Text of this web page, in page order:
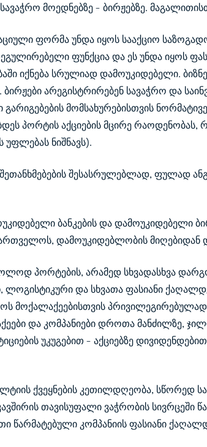
მოედნებზე - ბირჟებზე.
ფორმა უნდა იყოს სააქციო
ფუნქცია და ეს უნდა იყოს
იქნება სრულიად დამოუკიდებელი.
ბირჟები არეგისტრირებენ სავაჭრო და
გარიგებების მომსახურებისთვის
პორტის აქციების მცირე რაოდენობას,
უფლებას ნიშნავს).
შესასრულებლად, ფულად
ბანკების და დამოუკიდებელი
დამოუკიდებლობის
პორტების, არამედ სხვადასხვა
ლოგისტიკური და სხვათა ფასიანი
მოქალაქეებისთვის
და კომპანიები დროთა მანძილზე,
უკუგებით - აქციებზე
ქვეყნების კეთილდღეობა, სწორედ
თავისუფალი ვაჭრობის სივრცეში
წარმატებული კომპანიის ფასიანი